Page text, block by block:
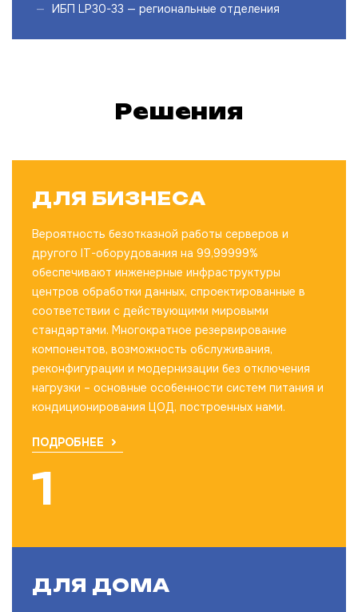
ИБП LP30-33 — региональные отделения
Решения
ДЛЯ БИЗНЕСА
Вероятность безотказной работы серверов и
другого IT-оборудования на 99,99999%
обеспечивают инженерные инфраструктуры
центров обработки данных, спроектированные в
соответствии с действующими мировыми
стандартами. Многократное резервирование
компонентов, возможность обслуживания,
реконфигурации и модернизации без отключения
нагрузки – основные особенности систем питания и
кондиционирования ЦОД, построенных нами.
ПОДРОБНЕЕ
ДЛЯ ДОМА